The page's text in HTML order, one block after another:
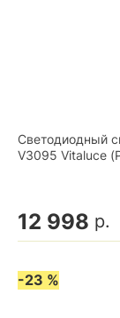
Светодиодный
V3095 Vitaluce
12 998 р.
-23 %